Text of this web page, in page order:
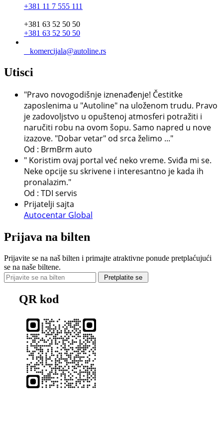
+381 11 7 555 111
+381 63 52 50 50
+381 63 52 50 50
komercijala@autoline.rs
Utisci
"Pravo novogodišnje iznenađenje! Čestitke
zaposlenima u "Autoline" na uloženom trudu. Pravo
je zadovoljstvo u opuštenoj atmosferi potražiti i
naručiti robu na ovom šopu. Samo napred u nove
izazove. "Dobar vetar" od srca želimo ..."
Od : BrmBrm auto
" Koristim ovaj portal već neko vreme. Sviđa mi se.
Neke opcije su skrivene i interesantno je kada ih
pronalazim."
Od : TDI servis
Prijatelji sajta
Autocentar Global
Prijava na bilten
Prijavite se na naš bilten i primajte atraktivne ponude pretplaćujući
se na naše biltene.
Pretplatite se
QR kod